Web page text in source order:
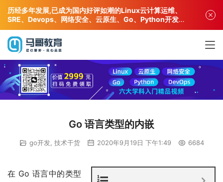
Go 语言类型的内嵌
go开发, 技术干货 2020年9月19日 下午1:49 6684
在 Go 语言中的类型
历经多年发展,已成为国内好评如潮的Linux云计算运维、
SRE、Devops、网络安全、云原生、Go、Python开发专
业人才培训机构!